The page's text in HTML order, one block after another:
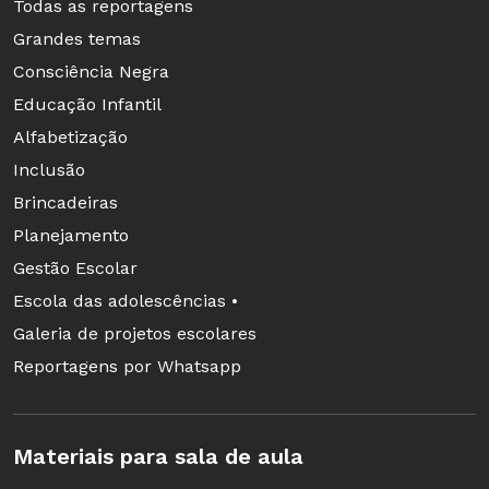
Clique aqui para abrir o PDF
As variações nos tipos de números que
conjuntos numéricos. Nas atividades iniciais
Todas as reportagens
Grandes temas
Consciência Negra
Educação Infantil
Alfabetização
Inclusão
Brincadeiras
Planejamento
Gestão Escolar
Escola das adolescências •
Galeria de projetos escolares
Reportagens por Whatsapp
Materiais para sala de aula